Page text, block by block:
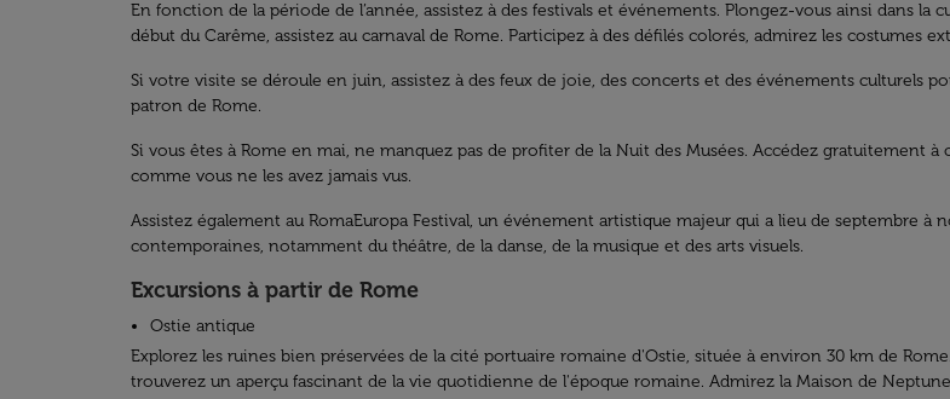
En fonction de la période de l’année, assistez à des festivals et événements. Plongez-vous ainsi dans la
début du Carême, assistez au carnaval de Rome. Participez à des défilés colorés, admirez les costumes
Si votre visite se déroule en juin, assistez à des feux de joie, des concerts et des événements culturels
patron de Rome.
Si vous êtes à Rome en mai, ne manquez pas de profiter de la Nuit des Musées. Accédez gratuitement
comme vous ne les avez jamais vus.
Assistez également au RomaEuropa Festival, un événement artistique majeur qui a lieu de septembre à
contemporaines, notamment du théâtre, de la danse, de la musique et des arts visuels.
Excursions à partir de Rome
Ostie antique
Explorez les ruines bien préservées de la cité portuaire romaine d'Ostie, située à environ 30 km de
trouverez un aperçu fascinant de la vie quotidienne de l'époque romaine. Admirez la Maison de